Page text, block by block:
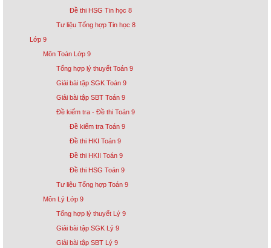
Đề thi HSG Tin học 8
Tư liệu Tổng hợp Tin học 8
Lớp 9
Môn Toán Lớp 9
Tổng hợp lý thuyết Toán 9
Giải bài tập SGK Toán 9
Giải bài tập SBT Toán 9
Đề kiểm tra - Đề thi Toán 9
Đề kiểm tra Toán 9
Đề thi HKI Toán 9
Đề thi HKII Toán 9
Đề thi HSG Toán 9
Tư liệu Tổng hợp Toán 9
Môn Lý Lớp 9
Tổng hợp lý thuyết Lý 9
Giải bài tập SGK Lý 9
Giải bài tập SBT Lý 9